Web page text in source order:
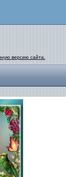
версию сайта.